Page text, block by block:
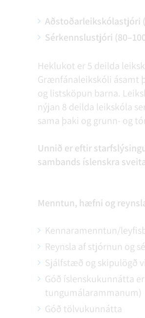
Aðstoðarleikskólastjóri
Sérkennslustjóri
Heklukot er 5 deilda
Grænfánaleikskóli ásamt
og listsköpun barna.
nýjan 8 deilda leikskóla
sama þaki og grunn- og
Unnið er eftir
sambands íslenskra
Menntun, hæfni og
Kennaramenntun/
Reynsla af stjórnun og
Sjálfstæð og skipulögð
Góð íslenskukunnátta
tungumálarammanum)
Góð tölvukunnátta